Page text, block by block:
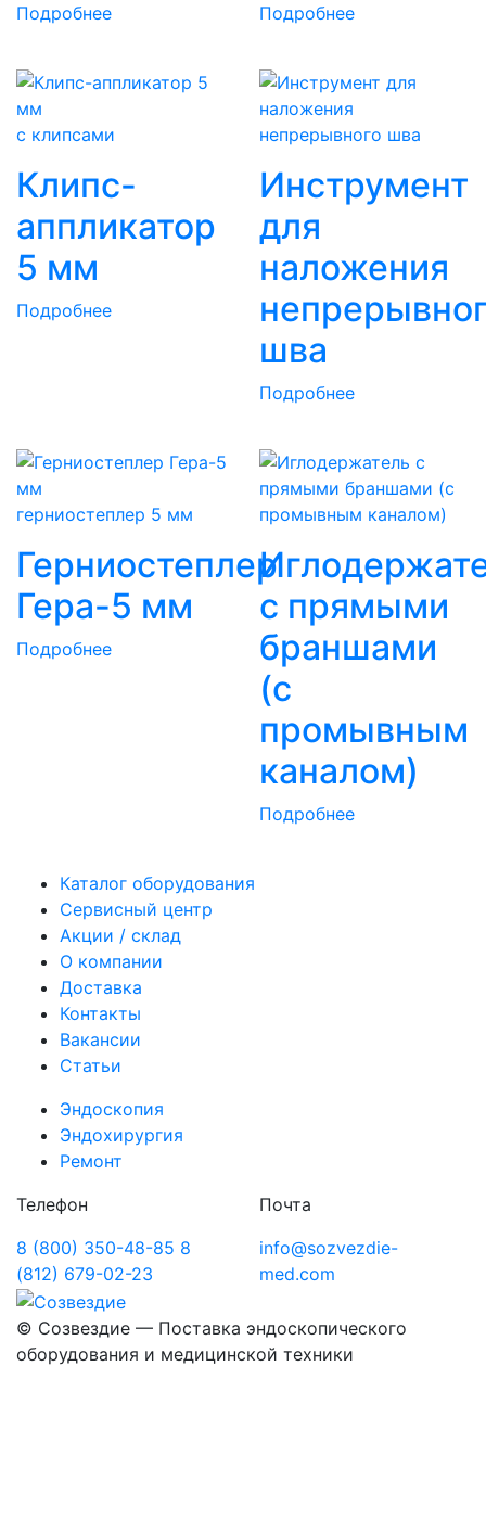
Подробнее Подробнее
с клипсами
Клипс-
аппликатор
5 мм
Подробнее
Инструмент
для
наложения
шва
Подробнее
герниостеплер 5 мм
Герниостеплер
Гера-5 мм
Подробнее
с прямыми
браншами
(с
промывным
каналом)
Подробнее
Каталог оборудования
Сервисный центр
Акции / склад
О компании
Доставка
Контакты
Вакансии
Статьи
Эндоскопия
Эндохирургия
Ремонт
Телефон
8 (800) 350-48-85 8
(812) 679-02-23
Почта
info@sozvezdie-
med.com
© Созвездие — Поставка эндоскопического
оборудования и медицинской техники